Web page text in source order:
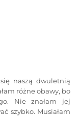
naszą dwuletnią
różne obawy, bo
Nie znałam jej
szybko. Musiałam